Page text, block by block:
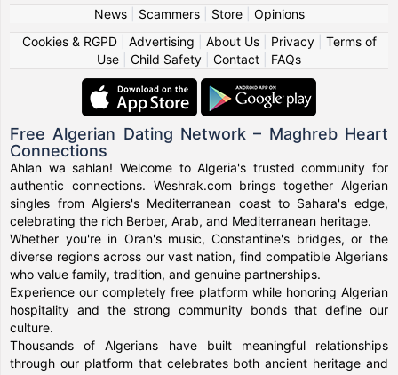
News| Scammers| Store| Opinions
Cookies & RGPD| Advertising About Us| Privacy| Terms of
Use
Child Safety Contact FAQs
Free Algerian Dating Network – Maghreb Heart
Connections
Ahlan wa sahlan! Welcome to Algeria's trusted community for
authentic connections. Weshrak.com brings together Algerian
singles from Algiers's Mediterranean coast to Sahara's edge,
celebrating the rich Berber, Arab, and Mediterranean heritage.
Whether you're in Oran's music, Constantine's bridges, or the
diverse regions across our vast nation, find compatible Algerians
who value family, tradition, and genuine partnerships.
Experience our completely free platform while honoring Algerian
hospitality and the strong community bonds that define our
culture.
Thousands of Algerians have built meaningful relationships
through our platform that celebrates both ancient heritage and